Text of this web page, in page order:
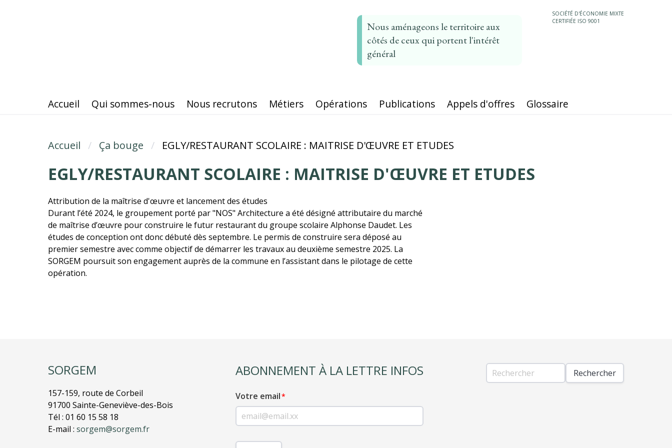
Nous aménageons le territoire aux
côtés de ceux qui portent l'intérêt
général
SOCIÉTÉ D'ÉCONOMIE MIXTE
CERTIFIÉE ISO 9001
Accueil Qui sommes-nous Nous recrutons Métiers Opérations Publications Appels d'offres Glossaire
Fil d'Ariane
Accueil Ça bouge EGLY/RESTAURANT SCOLAIRE : MAITRISE D'ŒUVRE ET ETUDES
EGLY/RESTAURANT SCOLAIRE : MAITRISE D'ŒUVRE ET ETUDES
Attribution de la maîtrise d'œuvre et lancement des études
Durant l’été 2024, le groupement porté par "NOS" Architecture a été désigné attributaire du marché
de maîtrise d’œuvre pour construire le futur restaurant du groupe scolaire Alphonse Daudet. Les
études de conception ont donc débuté dès septembre. Le permis de construire sera déposé au
premier semestre avec comme objectif de démarrer les travaux au deuxième semestre 2025. La
SORGEM poursuit son engagement auprès de la commune en l’assistant dans le pilotage de cette
opération.
SORGEM
157-159, route de Corbeil
91700 Sainte-Geneviève-des-Bois
Tél : 01 60 15 58 18
E-mail : sorgem@sorgem.fr
ABONNEMENT À LA LETTRE INFOS
Votre email
Rechercher